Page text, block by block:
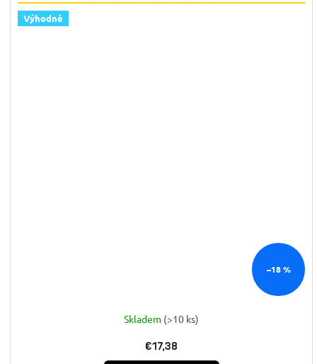
Výhodné
–18 %
Skladem (>10 ks)
€17,38